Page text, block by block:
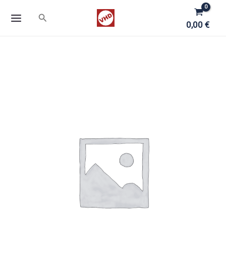
Inhalt
Suchen
0,00€